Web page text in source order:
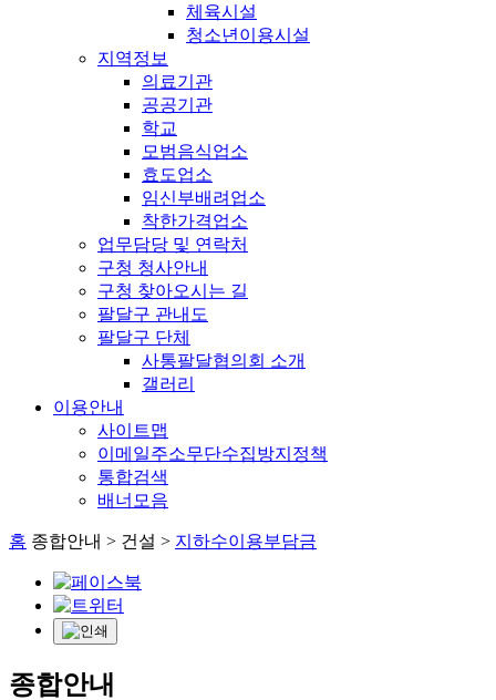
체육시설
청소년이용시설
지역정보
의료기관
공공기관
학교
모범음식업소
효도업소
임신부배려업소
착한가격업소
업무담당 및 연락처
구청 청사안내
구청 찾아오시는 길
팔달구 관내도
팔달구 단체
사통팔달협의회 소개
갤러리
이용안내
사이트맵
이메일주소무단수집방지정책
통합검색
배너모음
홈 종합안내 > 건설 > 지하수이용부담금
종합안내